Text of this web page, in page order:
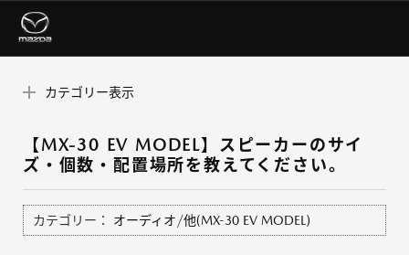
カテゴリー表示
【MX-30 EV MODEL】スピーカーのサイ
ズ・個数・配置場所を教えてください。
カテゴリー： オーディオ/他(MX-30 EV MODEL)